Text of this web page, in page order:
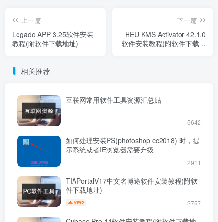
上一篇
Legado APP 3.25软件安装
教程(附软件下载地址)
下一篇
HEU KMS Activator 42.1.0
软件安装教程(附软件下载地
相关推荐
互联网常用软件工具资源汇总贴
5642
如何处理安装PS(photoshop cc2018) 时，提
示系统或者IE浏览器需要升级
2911
TIAPortalV17中文名博途软件安装教程(附软
件下载地址)
Y币2 2757